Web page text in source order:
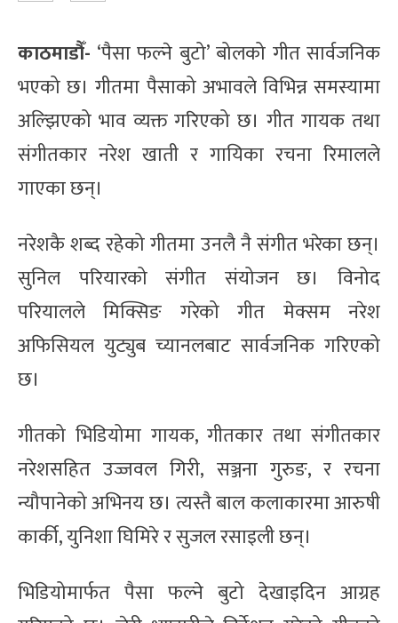
काठमाडौँ- ‘पैसा फल्ने बुटो’ बोलको गीत सार्वजनिक
भएको छ। गीतमा पैसाको अभावले विभिन्न समस्यामा
अल्झिएको भाव व्यक्त गरिएको छ। गीत गायक तथा
संगीतकार नरेश खाती र गायिका रचना रिमालले
गाएका छन्।
नरेशकै शब्द रहेको गीतमा उनलै नै संगीत भरेका छन्।
सुनिल परियारको संगीत संयोजन छ। विनोद
परियालले मिक्सिङ गरेको गीत मेक्सम नरेश
अफिसियल युट्युब च्यानलबाट सार्वजनिक गरिएको
छ।
गीतको भिडियोमा गायक, गीतकार तथा संगीतकार
नरेशसहित उज्जवल गिरी, सञ्जना गुरुङ, र रचना
न्यौपानेको अभिनय छ। त्यस्तै बाल कलाकारमा आरुषी
कार्की, युनिशा घिमिरे र सुजल रसाइली छन्।
भिडियोमार्फत पैसा फल्ने बुटो देखाइदिन आग्रह